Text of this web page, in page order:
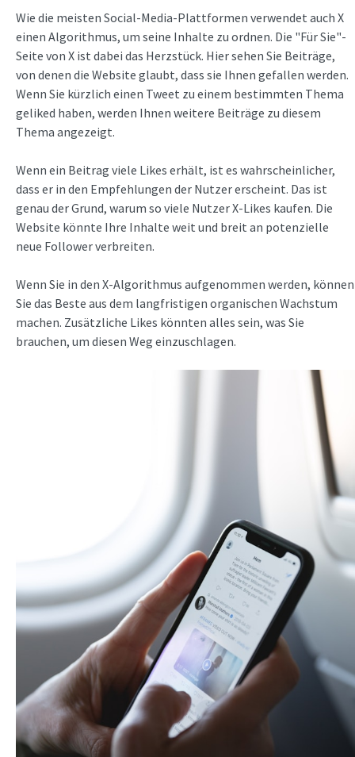
Wie die meisten Social-Media-Plattformen verwendet auch X
einen Algorithmus, um seine Inhalte zu ordnen. Die "Für Sie"-
Seite von X ist dabei das Herzstück. Hier sehen Sie Beiträge,
von denen die Website glaubt, dass sie Ihnen gefallen werden.
Wenn Sie kürzlich einen Tweet zu einem bestimmten Thema
geliked haben, werden Ihnen weitere Beiträge zu diesem
Thema angezeigt.
Wenn ein Beitrag viele Likes erhält, ist es wahrscheinlicher,
dass er in den Empfehlungen der Nutzer erscheint. Das ist
genau der Grund, warum so viele Nutzer X-Likes kaufen. Die
Website könnte Ihre Inhalte weit und breit an potenzielle
neue Follower verbreiten.
Wenn Sie in den X-Algorithmus aufgenommen werden, können
Sie das Beste aus dem langfristigen organischen Wachstum
machen. Zusätzliche Likes könnten alles sein, was Sie
brauchen, um diesen Weg einzuschlagen.